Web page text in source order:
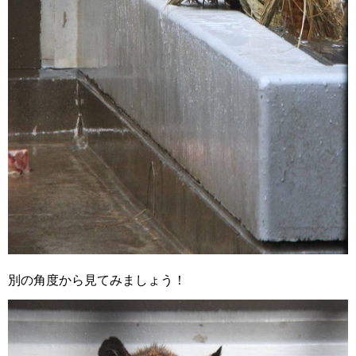
別の角度から見てみましょう！